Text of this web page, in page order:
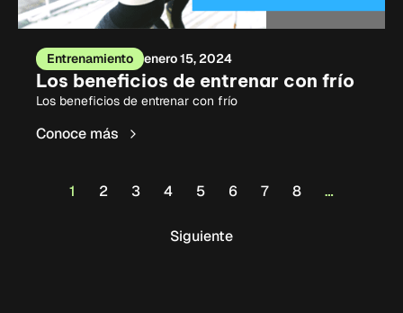
Entrenamiento enero 15, 2024
Los beneficios de entrenar con frío
Los beneficios de entrenar con frío
Conoce más
1 2 3 4 5 6 7 8 …
Siguiente